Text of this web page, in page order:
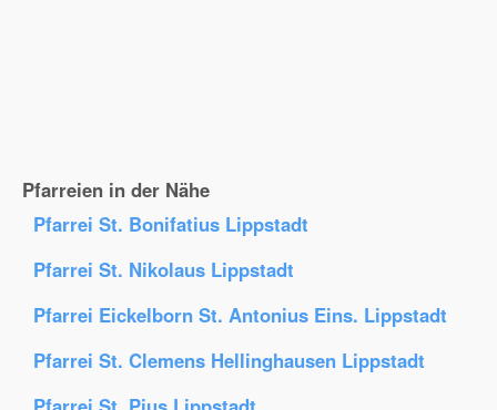
Pfarreien in der Nähe
Pfarrei St. Bonifatius Lippstadt
Pfarrei St. Nikolaus Lippstadt
Pfarrei Eickelborn St. Antonius Eins. Lippstadt
Pfarrei St. Clemens Hellinghausen Lippstadt